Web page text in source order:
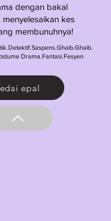
dengan bakal
menyelesaikan kes
membunuhnya!
Drama.Fantasi.Fesyen
epal